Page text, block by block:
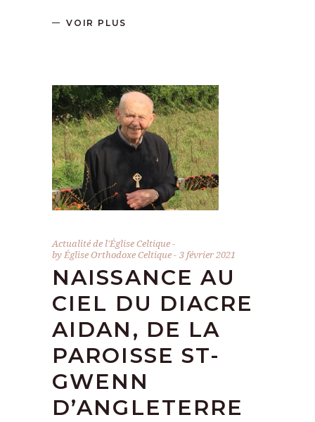
VOIR PLUS
Actualité de l'Église Celtique
byÉglise Orthodoxe Celtique 3 février 2021
NAISSANCE AU
CIEL DU DIACRE
AIDAN, DE LA
PAROISSE ST-
GWENN
D’ANGLETERRE